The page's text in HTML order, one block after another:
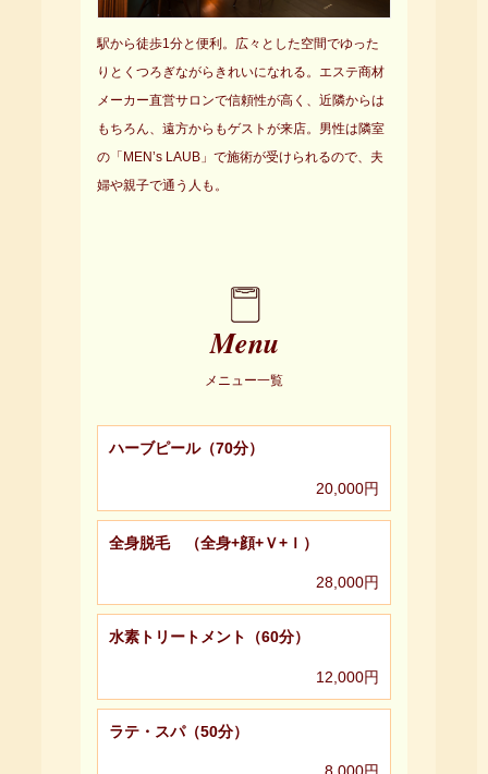
駅から徒歩1分と便利。広々とした空間でゆった
りとくつろぎながらきれいになれる。エステ商材
メーカー直営サロンで信頼性が高く、近隣からは
もちろん、遠方からもゲストが来店。男性は隣室
の「MEN’s LAUB」で施術が受けられるので、夫
婦や親子で通う人も。
Menu
メニュー一覧
ハーブピール（70分）
20,000円
全身脱毛 （全身+顔+Ｖ+Ｉ）
28,000円
水素トリートメント（60分）
12,000円
ラテ・スパ（50分）